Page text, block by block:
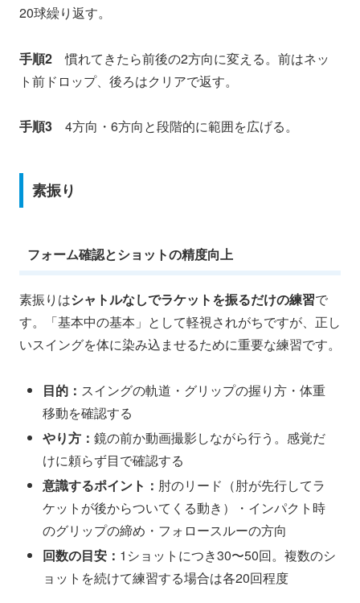
20球繰り返す。
手順2 慣れてきたら前後の2方向に変える。前はネッ
ト前ドロップ、後ろはクリアで返す。
手順3 4方向・6方向と段階的に範囲を広げる。
素振り
フォーム確認とショットの精度向上
素振りはシャトルなしでラケットを振るだけの練習で
す。「基本中の基本」として軽視されがちですが、正し
いスイングを体に染み込ませるために重要な練習です。
目的： スイングの軌道・グリップの握り方・体重
移動を確認する
やり方：鏡の前か動画撮影しながら行う。感覚だ
けに頼らず目で確認する
意識するポイント： 肘のリード（肘が先行してラ
ケットが後からついてくる動き）・インパクト時
のグリップの締め・フォロースルーの方向
回数の目安： 1ショットにつき30〜50回。複数のシ
ョットを続けて練習する場合は各20回程度